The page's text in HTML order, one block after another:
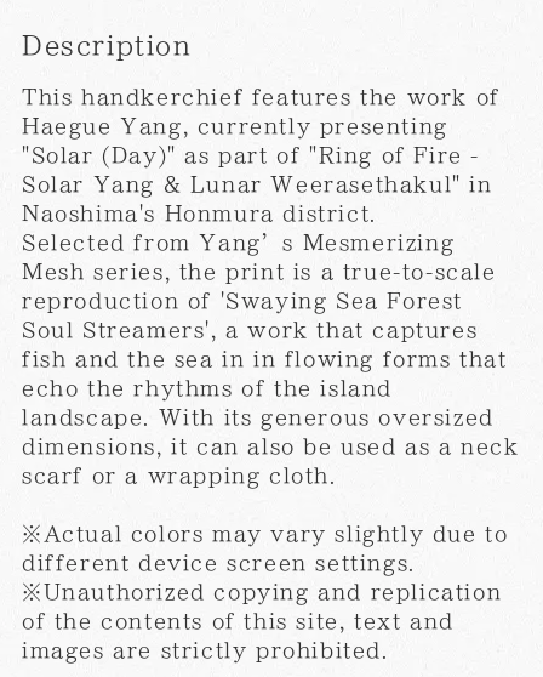
Description
This handkerchief features the work of
Haegue Yang, currently presenting
"Solar (Day)" as part of "Ring of Fire -
Solar Yang & Lunar Weerasethakul" in
Naoshima's Honmura district.
Selected from Yang’s Mesmerizing
Mesh series, the print is a true-to-scale
reproduction of 'Swaying Sea Forest
Soul Streamers', a work that captures
fish and the sea in in flowing forms that
echo the rhythms of the island
landscape. With its generous oversized
dimensions, it can also be used as a neck
scarf or a wrapping cloth.
※Actual colors may vary slightly due to
different device screen settings.
※Unauthorized copying and replication
of the contents of this site, text and
images are strictly prohibited.